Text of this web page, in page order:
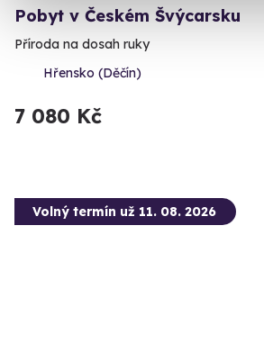
Pobyt v Českém Švýcarsku
Příroda na dosah ruky
Hřensko (Děčín)
7 080 Kč
Volný termín už 11. 08. 2026